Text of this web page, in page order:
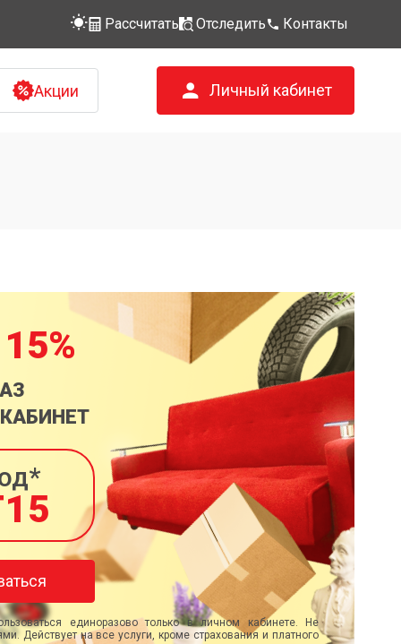
Рассчитать Отследить Контакты
Акции Личный кабинет
единоразово только в личном кабинете. Не
Действует на все услуги, кроме страхования и платного